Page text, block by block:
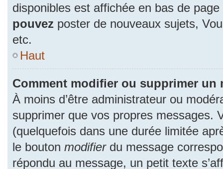
disponibles est affichée en bas de
pouvez poster de nouveaux sujets,
etc.
Haut
Comment modifier ou supprimer un
À moins d’être administrateur ou
supprimer que vos propres messages.
(quelquefois dans une durée limitée
le bouton modifierdu message
répondu au message, un petit texte